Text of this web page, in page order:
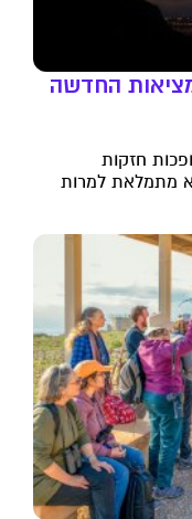
החדשה
חזקות
לא מתמלאת למרות